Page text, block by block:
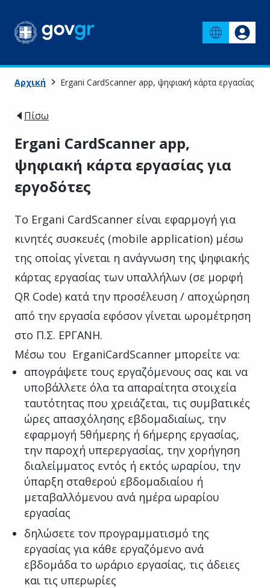
Αρχική Ergani CardScanner app, ψηφιακή κάρτα εργασίας
Πίσω
Ergani CardScanner app,
ψηφιακή κάρτα εργασίας για
εργοδότες
Το Ergani CardScanner είναι εφαρμογή για
κινητές συσκευές (mobile application) μέσω
της οποίας γίνεται η ανάγνωση της ψηφιακής
κάρτας εργασίας των υπαλλήλων (σε μορφή
QR Code) κατά την προσέλευση / αποχώρηση
από την εργασία εφόσον γίνεται ωρομέτρηση
στο Π.Σ. ΕΡΓΑΝΗ.
Μέσω του ErganiCardScanner μπορείτε να:
απογράψετε τους εργαζόμενους σας και να
υποβάλλετε όλα τα απαραίτητα στοιχεία
ταυτότητας που χρειάζεται, τις συμβατικές
ώρες απασχόλησης εβδομαδιαίως, την
εφαρμογή 5θήμερης ή 6ήμερης εργασίας,
την παροχή υπερεργασίας, την χορήγηση
διαλείμματος εντός ή εκτός ωραρίου, την
ύπαρξη σταθερού εβδομαδιαίου ή
μεταβαλλόμενου ανά ημέρα ωραρίου
εργασίας
δηλώσετε τον προγραμματισμό της
εργασίας για κάθε εργαζόμενο ανά
εβδομάδα το ωράριο εργασίας, τις άδειες
και τις υπερωρίες